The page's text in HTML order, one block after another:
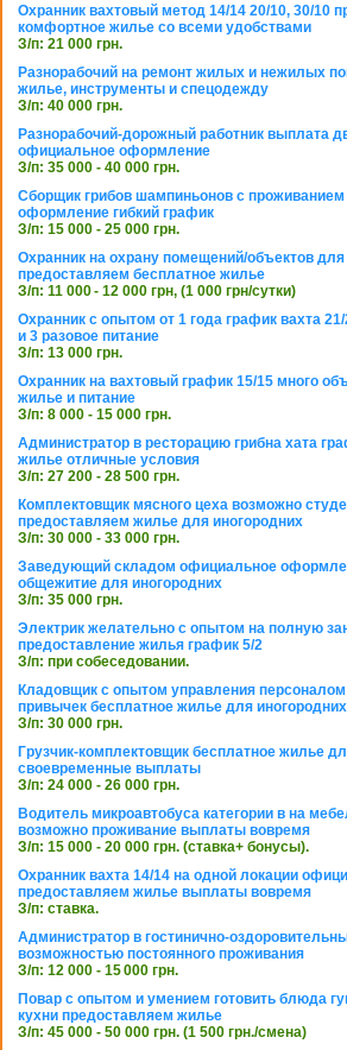
Охранник вахтовый метод 14/14 20/10, 30/10
комфортное жилье со всеми удобствами
З/п: 21 000 грн.
Разнорабочий на ремонт жилых и нежилых
жилье, инструменты и спецодежду
З/п: 40 000 грн.
Разнорабочий-дорожный работник выплата
официальное оформление
З/п: 35 000 - 40 000 грн.
Сборщик грибов шампиньонов с
оформление гибкий график
З/п: 15 000 - 25 000 грн.
Охранник на охрану помещений/объектов для
предоставляем бесплатное жилье
З/п: 11 000 - 12 000 грн, (1 000 грн/сутки)
Охранник с опытом от 1 года график вахта
и 3 разовое питание
З/п: 13 000 грн.
Охранник на вахтовый график 15/15 много
жилье и питание
З/п: 8 000 - 15 000 грн.
Администратор в ресторацию грибна хата
жилье отличные условия
З/п: 27 200 - 28 500 грн.
Комплектовщик мясного цеха возможно
предоставляем жилье для иногородних
З/п: 30 000 - 33 000 грн.
Заведующий складом официальное
общежитие для иногородних
З/п: 35 000 грн.
Электрик желательно с опытом на полную
предоставление жилья график 5/2
З/п: при собеседовании.
Кладовщик с опытом управления
привычек бесплатное жилье для иногородних
З/п: 30 000 грн.
Грузчик-комплектовщик бесплатное жилье
своевременные выплаты
З/п: 24 000 - 26 000 грн.
Водитель микроавтобуса категории в на
возможно проживание выплаты вовремя
З/п: 15 000 - 20 000 грн. (ставка+ бонусы).
Охранник вахта 14/14 на одной локации
предоставляем жилье выплаты вовремя
З/п: ставка.
Администратор в гостинично-
возможностью постоянного проживания
З/п: 12 000 - 15 000 грн.
Повар с опытом и умением готовить блюда
кухни предоставляем жилье
З/п: 45 000 - 50 000 грн. (1 500 грн./смена)